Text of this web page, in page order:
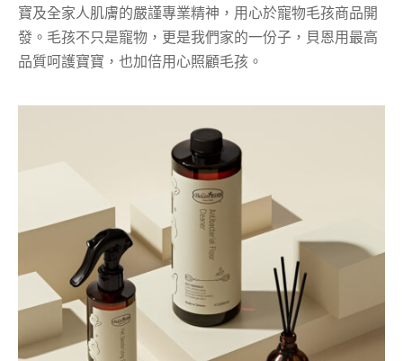
寶及全家人肌膚的嚴謹專業精神，用心於寵物毛孩商品開
發。毛孩不只是寵物，更是我們家的一份子，貝恩用最高
品質呵護寶寶，也加倍用心照顧毛孩。